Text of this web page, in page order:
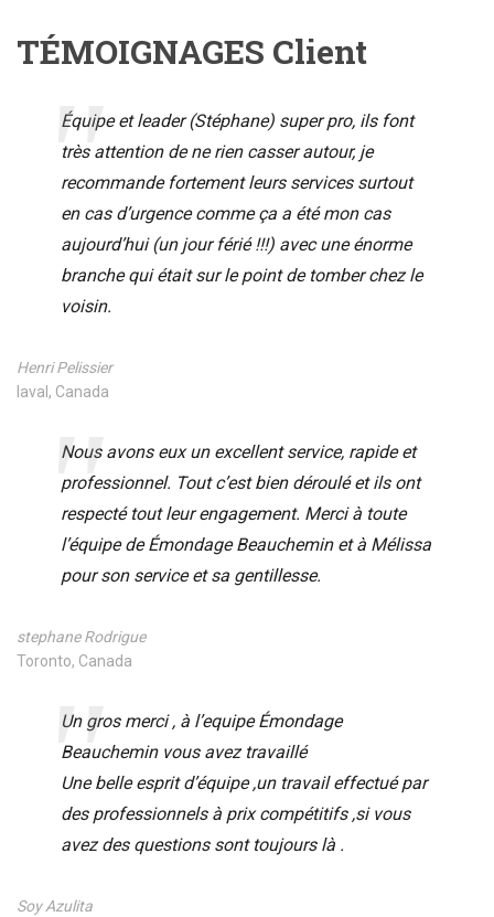
TÉMOIGNAGES Client
Équipe et leader (Stéphane) super pro, ils font
très attention de ne rien casser autour, je
recommande fortement leurs services surtout
en cas d’urgence comme ça a été mon cas
aujourd’hui (un jour férié !!!) avec une énorme
branche qui était sur le point de tomber chez le
voisin.
Henri Pelissier
laval, Canada
Nous avons eux un excellent service, rapide et
professionnel. Tout c’est bien déroulé et ils ont
respecté tout leur engagement. Merci à toute
l’équipe de Émondage Beauchemin et à Mélissa
pour son service et sa gentillesse.
stephane Rodrigue
Toronto, Canada
Un gros merci , à l’equipe Émondage
Beauchemin vous avez travaillé
Une belle esprit d’équipe ,un travail effectué par
des professionnels à prix compétitifs ,si vous
avez des questions sont toujours là .
Soy Azulita